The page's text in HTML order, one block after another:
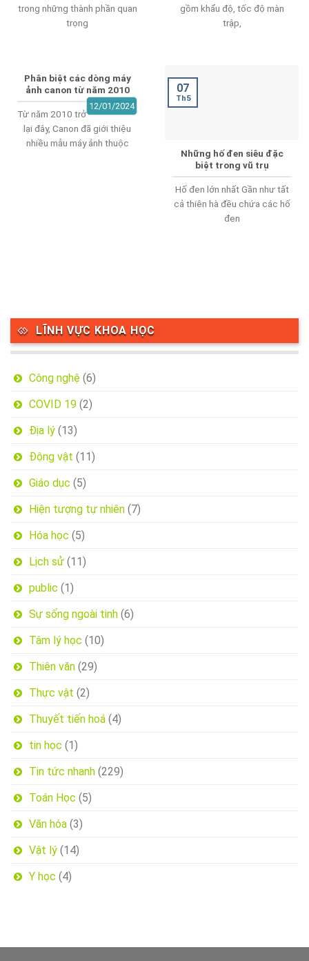
trong những thành phần quan
trọng
gồm khẩu độ, tốc độ màn
trập,
Phân biệt các dòng máy
ảnh canon từ năm 2010
12/01/2024
Từ năm 2010 trở
lại đây, Canon đã giới thiệu
nhiều mẫu máy ảnh thuộc
Những hố đen siêu đặc
biệt trong vũ trụ
Hố đen lớn nhất Gần như tất
cả thiên hà đều chứa các hố
đen
07
Th5
LĨNH VỰC KHOA HỌC
Công nghệ (6)
COVID 19 (2)
Địa lý (13)
Động vật (11)
Giáo dục (5)
Hiện tượng tự nhiên (7)
Hóa học (5)
Lịch sử (11)
public (1)
Sự sống ngoài tinh (6)
Tâm lý học (10)
Thiên văn (29)
Thực vật (2)
Thuyết tiến hoá (4)
tin học (1)
Tin tức nhanh (229)
Toán Học (5)
Văn hóa (3)
Vật lý (14)
Y học (4)